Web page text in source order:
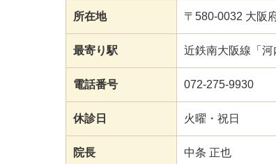
所在地 〒580-0032 大阪
最寄り駅 近鉄南大阪線「
電話番号 072-275-9930
休診日 火曜・祝日
院長 中条 正也